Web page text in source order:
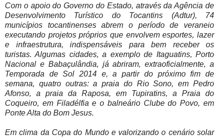
Com o apoio do Governo do Estado, através da Agência de
Desenvolvimento Turístico do Tocantins (Adtur), 74
municípios tocantinenses abrem o período de veraneio
executando projetos próprios que envolvem esportes, lazer
e infraestrutura, indispensáveis para bem receber os
turistas. Algumas cidades, a exemplo de Itaguatins, Porto
Nacional e Babaçulândia, já abriram, extraoficialmente, a
Temporada de Sol 2014 e, a partir do próximo fim de
semana, quatro outras: a praia do Rio Sono, em Pedro
Afonso, a praia da Raposa, em Tupiratins, a Praia do
Coqueiro, em Filadélfia e o balneário Clube do Povo, em
Ponte Alta do Bom Jesus.
Em clima da Copa do Mundo e valorizando o cenário solar